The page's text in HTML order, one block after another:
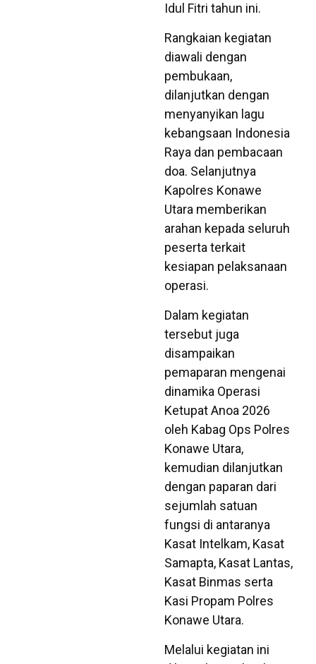
Idul Fitri tahun ini.
Rangkaian kegiatan
diawali dengan
pembukaan,
dilanjutkan dengan
menyanyikan lagu
kebangsaan Indonesia
Raya dan pembacaan
doa. Selanjutnya
Kapolres Konawe
Utara memberikan
arahan kepada seluruh
peserta terkait
kesiapan pelaksanaan
operasi.
Dalam kegiatan
tersebut juga
disampaikan
pemaparan mengenai
dinamika Operasi
Ketupat Anoa 2026
oleh Kabag Ops Polres
Konawe Utara,
kemudian dilanjutkan
dengan paparan dari
sejumlah satuan
fungsi di antaranya
Kasat Intelkam, Kasat
Samapta, Kasat Lantas,
Kasat Binmas serta
Kasi Propam Polres
Konawe Utara.
Melalui kegiatan ini